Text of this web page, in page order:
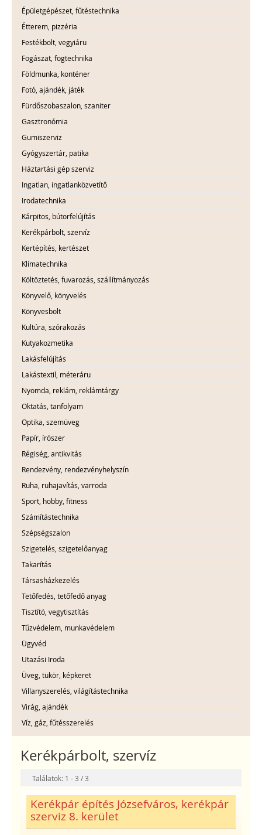
Épületgépészet, fűtéstechnika
Étterem, pizzéria
Festékbolt, vegyiáru
Fogászat, fogtechnika
Földmunka, konténer
Fotó, ajándék, játék
Fürdőszobaszalon, szaniter
Gasztronómia
Gumiszerviz
Gyógyszertár, patika
Háztartási gép szerviz
Ingatlan, ingatlanközvetítő
Irodatechnika
Kárpitos, bútorfelújítás
Kerékpárbolt, szervíz
Kertépítés, kertészet
Klímatechnika
Költöztetés, fuvarozás, szállítmányozás
Könyvelő, könyvelés
Könyvesbolt
Kultúra, szórakozás
Kutyakozmetika
Lakásfelújítás
Lakástextil, méteráru
Nyomda, reklám, reklámtárgy
Oktatás, tanfolyam
Optika, szemüveg
Papír, írószer
Régiség, antikvitás
Rendezvény, rendezvényhelyszín
Ruha, ruhajavítás, varroda
Sport, hobby, fitness
Számítástechnika
Szépségszalon
Szigetelés, szigetelőanyag
Takarítás
Társasházkezelés
Tetőfedés, tetőfedő anyag
Tisztító, vegytisztítás
Tűzvédelem, munkavédelem
Ügyvéd
Utazási Iroda
Üveg, tükör, képkeret
Villanyszerelés, világítástechnika
Virág, ajándék
Víz, gáz, fűtésszerelés
Kerékpárbolt, szervíz
Találatok: 1 - 3 / 3
Kerékpár építés Józsefváros, kerékpár
szerviz 8. kerület